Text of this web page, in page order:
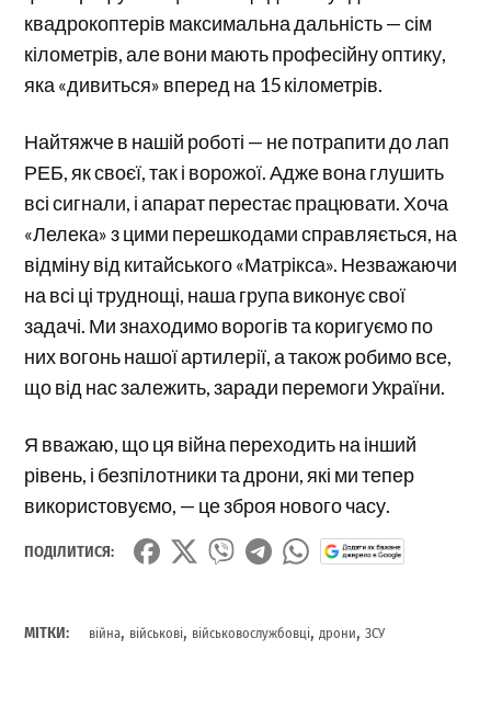
квадрокоптерів максимальна дальність — сім
кілометрів, але вони мають професійну оптику,
яка «дивиться» вперед на 15 кілометрів.
Найтяжче в нашій роботі — не потрапити до лап
РЕБ, як своєї, так і ворожої. Адже вона глушить
всі сигнали, і апарат перестає працювати. Хоча
«Лелека» з цими перешкодами справляється, на
відміну від китайського «Матрікса». Незважаючи
на всі ці труднощі, наша група виконує свої
задачі. Ми знаходимо ворогів та коригуємо по
них вогонь нашої артилерії, а також робимо все,
що від нас залежить, заради перемоги України.
Я вважаю, що ця війна переходить на інший
рівень, і безпілотники та дрони, які ми тепер
використовуємо, — це зброя нового часу.
ПОДІЛИТИСЯ:
МІТКИ: війна, військові, військовослужбовці,дрони,ЗСУ